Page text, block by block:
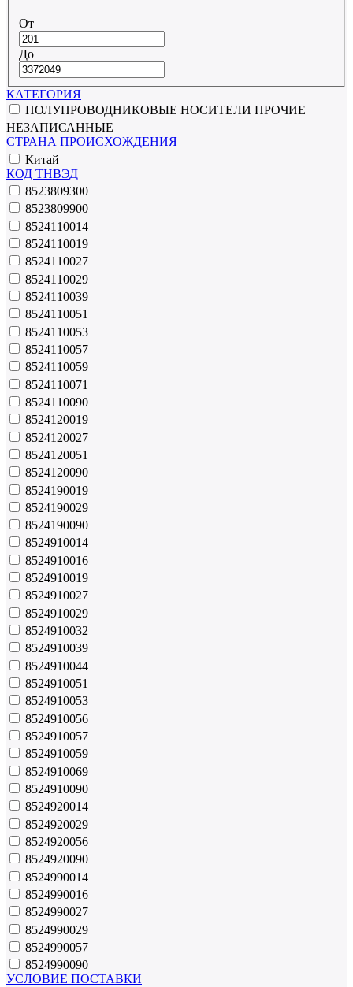
От
До
КАТЕГОРИЯ
ПОЛУПРОВОДНИКОВЫЕ НОСИТЕЛИ ПРОЧИЕ
НЕЗАПИСАННЫЕ
СТРАНА ПРОИСХОЖДЕНИЯ
Китай
КОД ТНВЭД
8523809300
8523809900
8524110014
8524110019
8524110027
8524110029
8524110039
8524110051
8524110053
8524110057
8524110059
8524110071
8524110090
8524120019
8524120027
8524120051
8524120090
8524190019
8524190029
8524190090
8524910014
8524910016
8524910019
8524910027
8524910029
8524910032
8524910039
8524910044
8524910051
8524910053
8524910056
8524910057
8524910059
8524910069
8524910090
8524920014
8524920029
8524920056
8524920090
8524990014
8524990016
8524990027
8524990029
8524990057
8524990090
УСЛОВИЕ ПОСТАВКИ